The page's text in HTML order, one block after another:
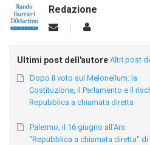
Redazione
Ultimi post dell'autore Altri post
Dopo il voto sul Melonellum: la
Costituzione, il Parlamento e il
Repubblica a chiamata diretta
Palermo, il 16 giugno all'Ars
“Repubblica a chiamata diretta" di